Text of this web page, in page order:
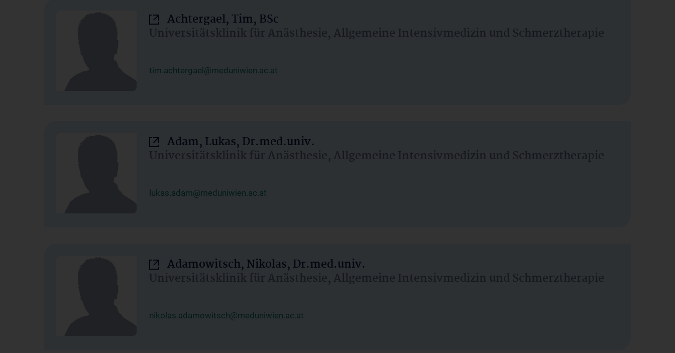
Achtergael, Tim, BSc
Universitätsklinik für Anästhesie, Allgemeine Intensivmedizin und Schmerztherapie
tim.achtergael@meduniwien.ac.at
Adam, Lukas, Dr.med.univ.
Universitätsklinik für Anästhesie, Allgemeine Intensivmedizin und Schmerztherapie
lukas.adam@meduniwien.ac.at
Adamowitsch, Nikolas, Dr.med.univ.
Universitätsklinik für Anästhesie, Allgemeine Intensivmedizin und Schmerztherapie
nikolas.adamowitsch@meduniwien.ac.at